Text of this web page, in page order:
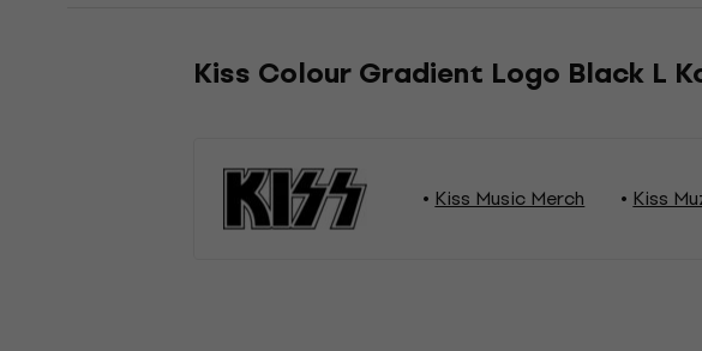
Kiss Colour Gradient Logo Black L
Kiss Music Merch Kiss